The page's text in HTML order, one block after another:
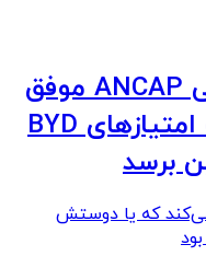
کیا تسمن در آزمون ایمنی ANCAP موفق
عمل کرد، اما نتوانست به امتیازهای BYD